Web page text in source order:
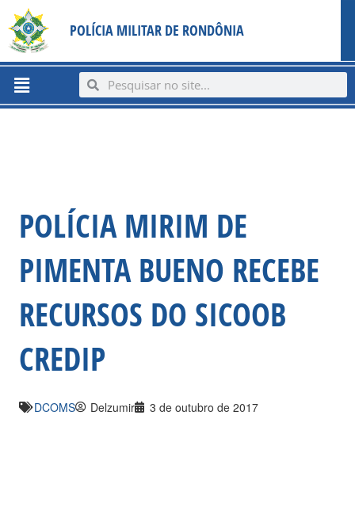
content
para
conteúdo
POLÍCIA MILITAR DE RONDÔNIA
Menu SearchSearch
POLÍCIA MIRIM DE
PIMENTA BUENO RECEBE
RECURSOS DO SICOOB
CREDIP
DCOMS Delzumir 3 de outubro de 2017